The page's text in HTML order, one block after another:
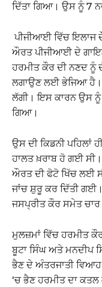
ਦਿੱਤਾ ਗਿਆ। ਉਸ ਨੂੰ 7
ਪੀਜੀਆਈ ਵਿੱਚ ਇਲਾਜ
ਔਰਤ ਪੀਜੀਆਈ ਦੇ
ਹਰਮੀਤ ਕੌਰ ਦੀ ਨਣਦ ਨੂੰ
ਲਗਾਉਣ ਲਈ ਭੇਜਿਆ ਹੈ।
ਲੱਗੀ। ਇਸ ਕਾਰਨ ਉਸ ਨੂੰ
ਗਿਆ।
ਉਸ ਦੀ ਕਿਡਨੀ ਪਹਿਲਾਂ
ਹਾਲਤ ਖ਼ਰਾਬ ਹੋ ਗਈ
ਔਰਤ ਦੀ ਫੋਟੋ ਖਿੱਚ ਲਈ
ਜਾਂਚ ਸ਼ੁਰੂ ਕਰ ਦਿੱਤੀ
ਜਸਪ੍ਰੀਤ ਕੌਰ ਸਮੇਤ
ਮੁਲਜ਼ਮਾਂ ਵਿੱਚ ਹਰਮੀਤ
ਬੂਟਾ ਸਿੰਘ ਅਤੇ ਮਨਦੀਪ
ਭੈਣ ਦੇ ਅੰਤਰਜਾਤੀ
‘ਚ ਭੈਣ ਹਰਮੀਤ ਦਾ